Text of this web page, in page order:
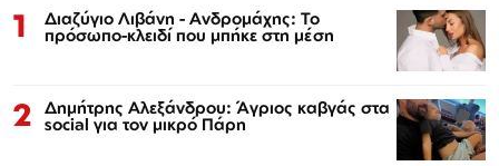
1 Διαζύγιο Λιβάνη - Ανδρομάχης: Το
πρόσωπο-κλειδί που μπήκε στη μέση
2 Δημήτρης Αλεξάνδρου: Άγριος καβγάς στα
social για τον μικρό Πάρη